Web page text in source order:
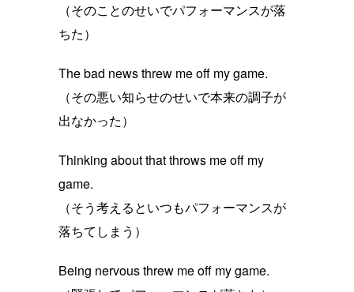
（そのことのせいでパフォーマンスが落
ちた）
The bad news threw me off my game.
（その悪い知らせのせいで本来の調子が
出なかった）
Thinking about that throws me off my
game.
（そう考えるといつもパフォーマンスが
落ちてしまう）
Being nervous threw me off my game.